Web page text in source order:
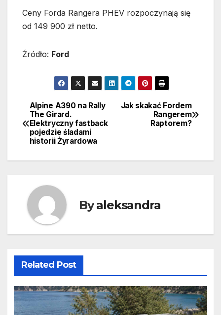
Ceny Forda Rangera PHEV rozpoczynają się
od 149 900 zł netto.
Źródło: Ford
Nawigacja
wpisu
Jak skakać Fordem
Rangerem
Raptorem?
Alpine A390 na Rally
The Girard.
Elektryczny fastback
pojedzie śladami
historii Żyrardowa
Byaleksandra
Related Post